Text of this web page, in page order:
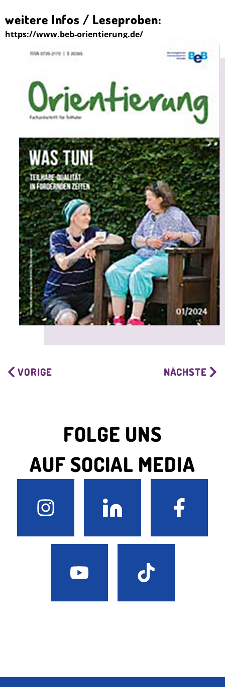
weitere Infos / Leseproben:
https://www.beb-orientierung.de/
VORIGE NÄCHSTE
FOLGE UNS
AUF SOCIAL MEDIA